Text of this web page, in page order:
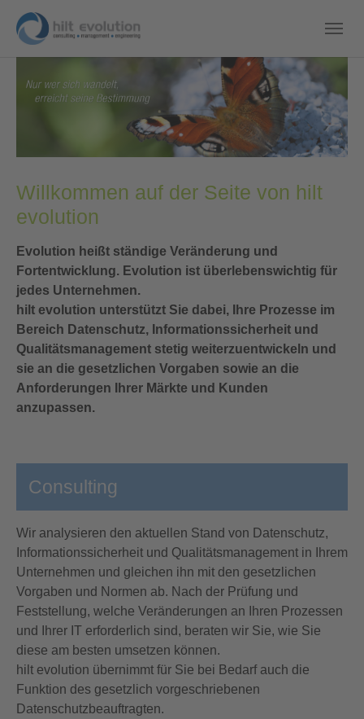
Willkommen auf der Seite von hilt
evolution
Evolution heißt ständige Veränderung und
Fortentwicklung. Evolution ist überlebenswichtig für
jedes Unternehmen.
hilt evolution unterstützt Sie dabei, Ihre Prozesse im
Bereich Datenschutz, Informationssicherheit und
Qualitätsmanagement stetig weiterzuentwickeln und
sie an die gesetzlichen Vorgaben sowie an die
Anforderungen Ihrer Märkte und Kunden
anzupassen.
Consulting
Wir analysieren den aktuellen Stand von Datenschutz,
Informationssicherheit und Qualitätsmanagement in Ihrem
Unternehmen und gleichen ihn mit den gesetzlichen
Vorgaben und Normen ab. Nach der Prüfung und
Feststellung, welche Veränderungen an Ihren Prozessen
und Ihrer IT erforderlich sind, beraten wir Sie, wie Sie
diese am besten umsetzen können.
hilt evolution übernimmt für Sie bei Bedarf auch die
Funktion des gesetzlich vorgeschriebenen
Datenschutzbeauftragten.